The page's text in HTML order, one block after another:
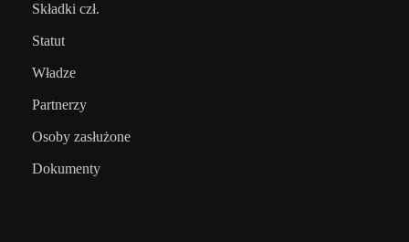
Składki czł.
Statut
Władze
Partnerzy
Osoby zasłużone
Dokumenty